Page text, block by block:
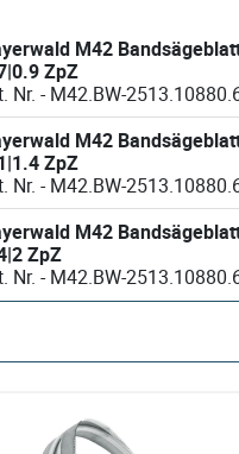
Bandsägeblatt BiFORCE FIGHTER 10880 x 67 x 1.6 x
ZpZ
Bandsägeblatt BiFORCE FIGHTER 10880 x 67 x 1.6 x
ZpZ
Bandsägeblatt BiFORCE FIGHTER 10880 x 67 x 1.6 x
ZpZ